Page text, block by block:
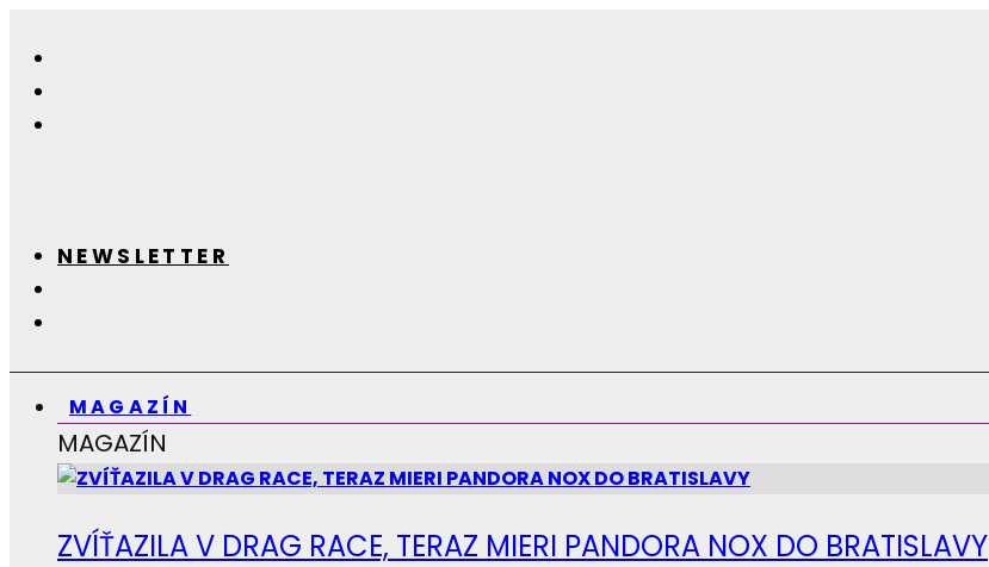
NEWSLETTER
MAGAZÍN
MAGAZÍN
ZVÍŤAZILA V DRAG RACE, TERAZ MIERI PANDORA NOX DO BRATISLAVY